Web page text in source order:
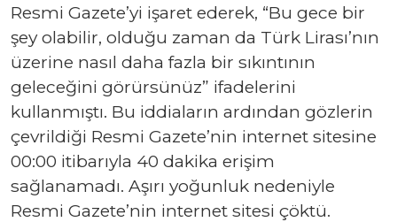
Resmi Gazete’yi işaret ederek, “Bu gece bir
şey olabilir, olduğu zaman da Türk Lirası’nın
üzerine nasıl daha fazla bir sıkıntının
geleceğini görürsünüz” ifadelerini
kullanmıştı. Bu iddiaların ardından gözlerin
çevrildiği Resmi Gazete’nin internet sitesine
00:00 itibarıyla 40 dakika erişim
sağlanamadı. Aşırı yoğunluk nedeniyle
Resmi Gazete’nin internet sitesi çöktü.